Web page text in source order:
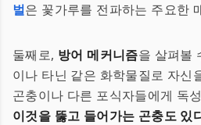
벌은 꽃가루를 전파하는 주요한
둘째로, 방어 메커니즘을 살펴볼
이나 타닌 같은 화학물질로 자신
곤충이나 다른 포식자들에게 독
이것을 뚫고 들어가는 곤충도 있